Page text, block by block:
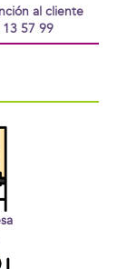
al cliente
57 99